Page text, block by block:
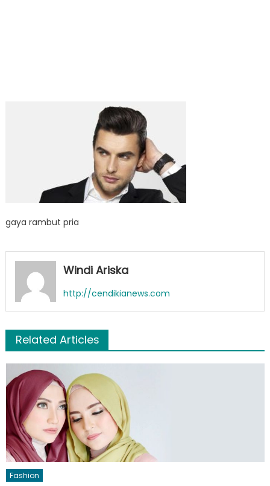
gaya rambut pria
Windi Ariska
http://cendikianews.com
Related Articles
Fashion